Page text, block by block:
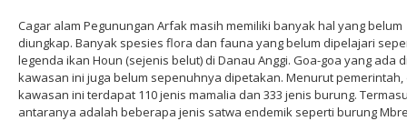
Cagar alam Pegunungan Arfak masih memiliki banyak hal yang belum
diungkap. Banyak spesies flora dan fauna yang belum dipelajari
legenda ikan Houn (sejenis belut) di Danau Anggi. Goa-goa yang ada
kawasan ini juga belum sepenuhnya dipetakan. Menurut pemerintah,
kawasan ini terdapat 110 jenis mamalia dan 333 jenis burung.
antaranya adalah beberapa jenis satwa endemik seperti burung